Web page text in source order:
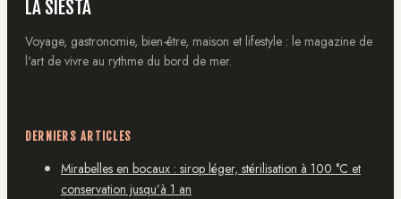
LA SIESTA
Voyage, gastronomie, bien-être, maison et lifestyle : le magazine de
l'art de vivre au rythme du bord de mer.
DERNIERS ARTICLES
Mirabelles en bocaux : sirop léger, stérilisation à 100 °C et
conservation jusqu’à 1 an